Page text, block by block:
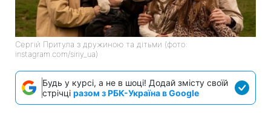
Сергій Притула з дружиною та дітьми (фото:
instagram.com/siriy_ua)
Будь у курсі, а не в шоці! Додай змісту своїй
стрічці разом з РБК-Україна в Google